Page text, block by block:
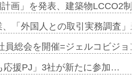
画」を発表、建築物LCCO2
、「外国人との取引実務調査
員総会を開催=ジェルコビジ
応援PJ」3社が新たに参加…